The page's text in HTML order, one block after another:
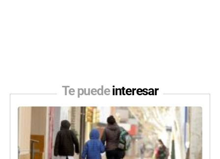
Te puedeinteresar